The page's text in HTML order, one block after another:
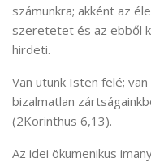
számunkra; akként az
szeretetet és az ebből
hirdeti.
Van utunk Isten felé;
bizalmatlan
(2Korinthus 6,13).
Az idei ökumenikus